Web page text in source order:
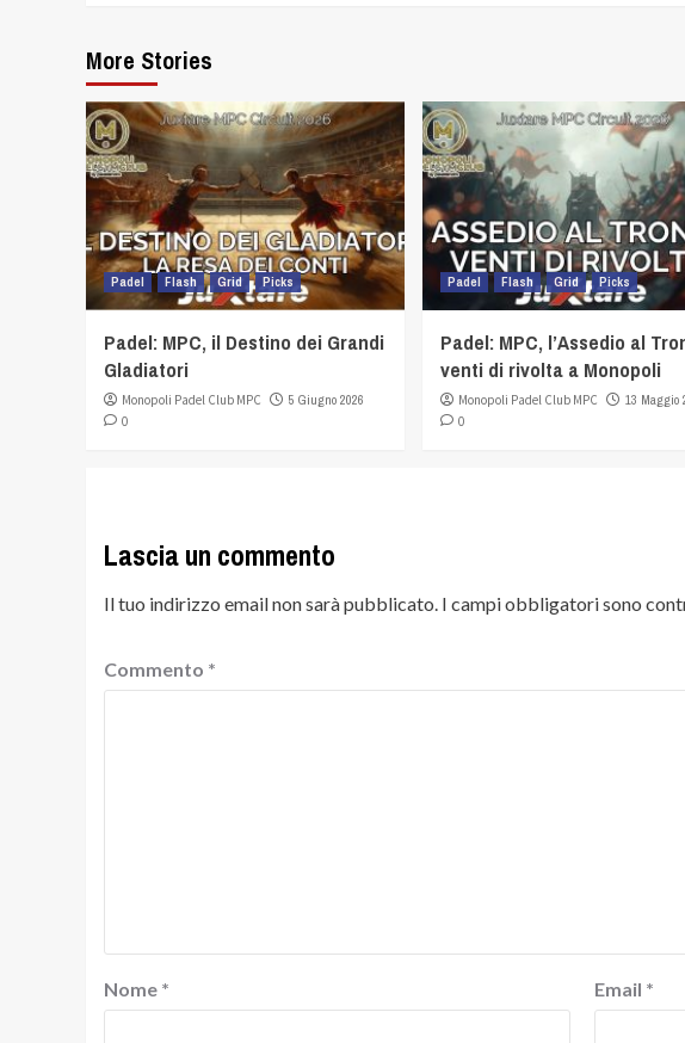
More Stories
Padel Flash Grid Picks
Padel: MPC, il Destino dei Grandi
Gladiatori
Monopoli Padel Club MPC
5 Giugno 2026
0
Padel Flash Grid Picks
Padel: MPC, l’Assedio al
venti di rivolta a Monopoli
Monopoli Padel Club MPC
13 Maggio
0
Lascia un commento
Il tuo indirizzo email non sarà pubblicato. I campi obbligatori sono
Commento *
Nome * Email *